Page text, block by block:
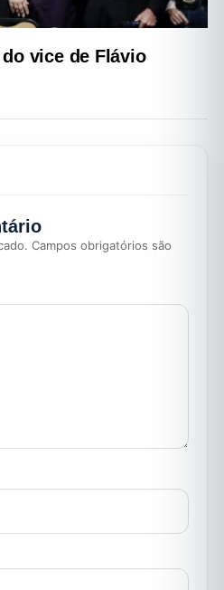
vice de Flávio
Campos obrigatórios são